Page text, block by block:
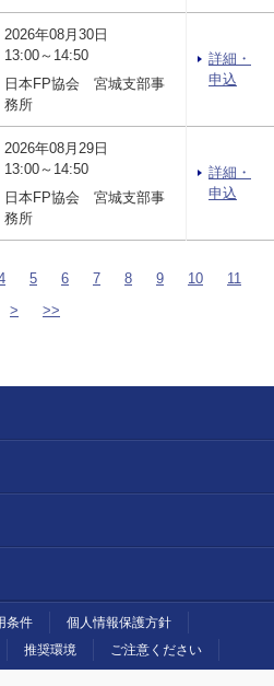
2026年08月30日
13:00～14:50
日本FP協会 宮城支部事
務所
詳細・
申込
2026年08月29日
13:00～14:50
日本FP協会 宮城支部事
務所
詳細・
申込
5 6 7 8 9 10
11
>
>>
条件
個人情報保護方針
推奨環境 ご注意ください